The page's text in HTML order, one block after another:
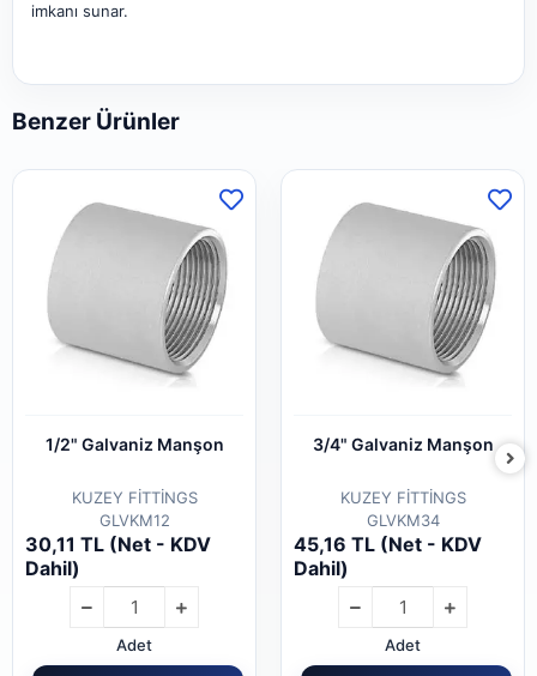
imkanı sunar.
Benzer Ürünler
1/2" Galvaniz Manşon
KUZEY FİTTİNGS
GLVKM12
30,11 TL (Net - KDV
Dahil)
Adet
3/4" Galvaniz Manşon
KUZEY FİTTİNGS
GLVKM34
45,16 TL (Net - KDV
Dahil)
Adet